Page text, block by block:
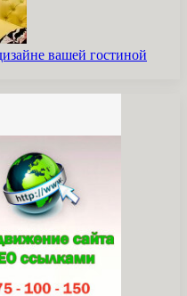
вашей гостиной